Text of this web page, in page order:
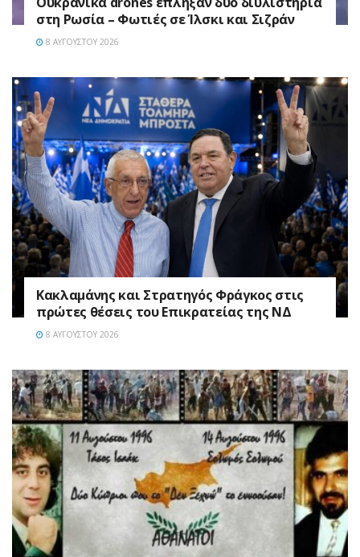
στη Ρωσία – Φωτιές σε Ίλσκι και Σιζράν
8 ΑΥΓΟΎΣΤΟΥ 2026
Κακλαμάνης και Στρατηγός Φράγκος στις
πρώτες θέσεις του Επικρατείας της ΝΔ
8 ΑΥΓΟΎΣΤΟΥ 2026